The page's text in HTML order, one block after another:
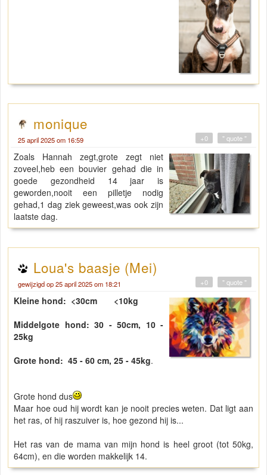
monique
25 april 2025 om 16:59 " quote "
+0
Zoals Hannah zegt,grote zegt niet
zoveel,heb een bouvier gehad die in
goede gezondheid 14 jaar is
geworden,nooit een pilletje nodig
gehad,1 dag ziek geweest,was ook zijn
laatste dag.
Loua's baasje (Mei)
gewijzigd op 25 april 2025 om 18:21 " quote "
+0
Kleine hond: <30cm <10kg
Middelgote hond: 30 - 50cm, 10 -
25kg
Grote hond: 45 - 60 cm, 25 - 45kg.
Grote hond dus
Maar hoe oud hij wordt kan je nooit precies weten. Dat ligt aan
het ras, of hij raszuiver is, hoe gezond hij is...
Het ras van de mama van mijn hond is heel groot (tot 50kg,
64cm), en die worden makkelijk 14.